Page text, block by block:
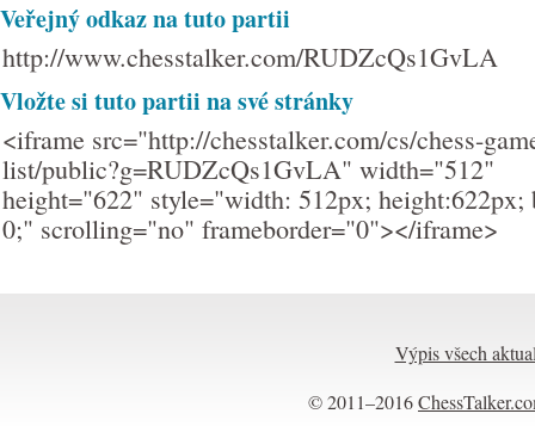
Veřejný odkaz na tuto partii
http://www.chesstalker.com/RUDZcQs1GvLA
Vložte si tuto partii na své stránky
<iframe src="http://chesstalker.com/cs/chess-
list/public?g=RUDZcQs1GvLA" width="512"
height="622" style="width: 512px; height:622px;
0;" scrolling="no" frameborder="0"></iframe>
Výpis všech
© 2011–2016